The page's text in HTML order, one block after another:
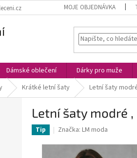
MOJE OBJEDNÁVKA
Dámské oblečení Dárky pro muže
Krátké letní šaty Letní šaty
Letní šaty modré
Tip Značka: LM moda